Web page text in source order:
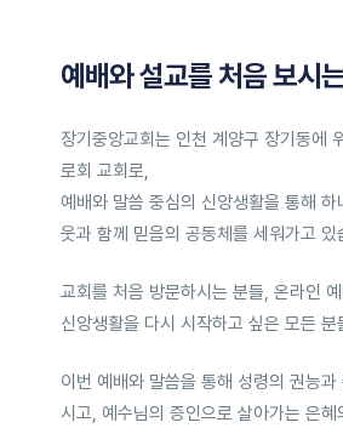
예배와 설교를 처음 보시
장기중앙교회는 인천 계양구 장기동에
로회 교회로,
예배와 말씀 중심의 신앙생활을 통해 하
웃과 함께 믿음의 공동체를 세워가고 있
교회를 처음 방문하시는 분들, 온라인
신앙생활을 다시 시작하고 싶은 모든 분
이번 예배와 말씀을 통해 성령의 권능
시고, 예수님의 증인으로 살아가는 은혜